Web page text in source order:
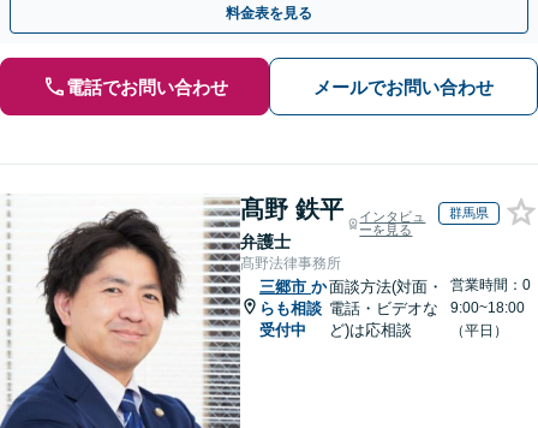
料金表を見る
電話でお問い合わせ メールでお問い合わせ
髙野 鉄平
弁護士
インタビュ
ーを見る
群馬県
髙野法律事務所
三郷市 か
らも相談
受付中
面談方法(対面・
電話・ビデオな
ど)は応相談
営業時間：0
9:00~18:00
（平日）